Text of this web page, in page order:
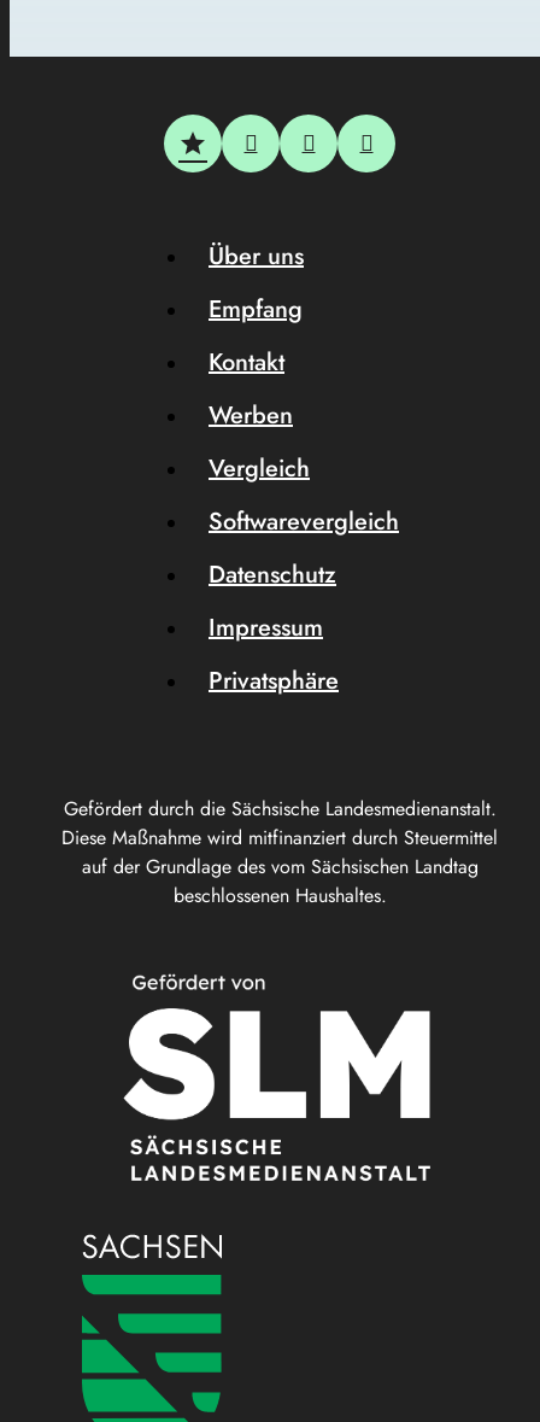
Gefördert durch die Sächsische Landesmedienanstalt.
Diese Maßnahme wird mitfinanziert durch Steuermittel
auf der Grundlage des vom Sächsischen Landtag
beschlossenen Haushaltes.
Über uns
Empfang
Kontakt
Werben
Vergleich
Softwarevergleich
Datenschutz
Impressum
Privatsphäre